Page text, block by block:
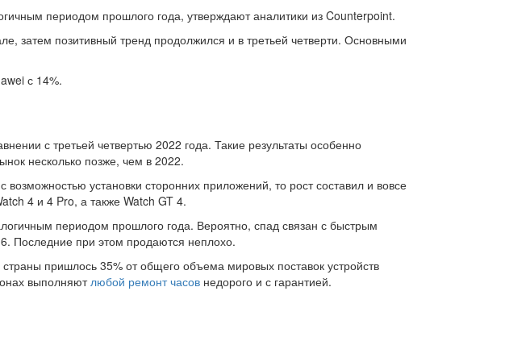
периодом прошлого года, утверждают аналитики из Counterpoint.
затем позитивный тренд продолжился и в третьей четверти. Основными
с 14%.
с третьей четвертью 2022 года. Такие результаты особенно
несколько позже, чем в 2022.
установки сторонних приложений, то рост составил и вовсе
4 и 4 Pro, а также Watch GT 4.
периодом прошлого года. Вероятно, спад связан с быстрым
Последние при этом продаются неплохо.
пришлось 35% от общего объема мировых поставок устройств
выполняютлюбой ремонт часов недорого и с гарантией.